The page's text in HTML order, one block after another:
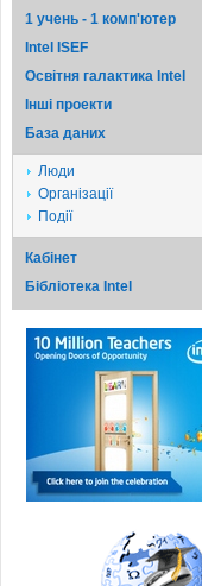
1 учень - 1 комп'ютер
Intel ISEF
Освітня галактика Intel
Iншi проекти
База даних
Люди
Організації
Події
Кабінет
Бібліотека Intel